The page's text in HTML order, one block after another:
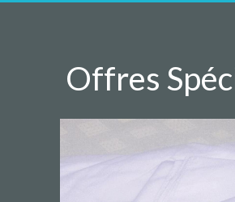
Offres